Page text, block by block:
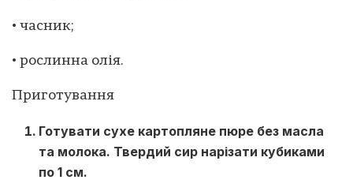
• часник;
• рослинна олія.
Приготування
Готувати сухе картопляне пюре без масла
та молока. Твердий сир нарізати кубиками
по 1 см.